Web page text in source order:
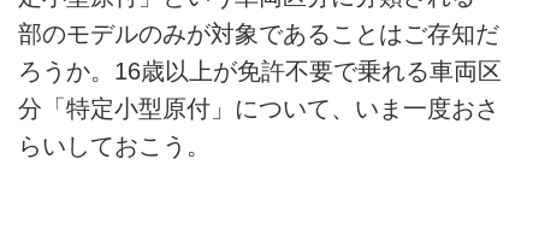
部のモデルのみが対象であることはご存知だ
ろうか。16歳以上が免許不要で乗れる車両区
分「特定小型原付」について、いま一度おさ
らいしておこう。